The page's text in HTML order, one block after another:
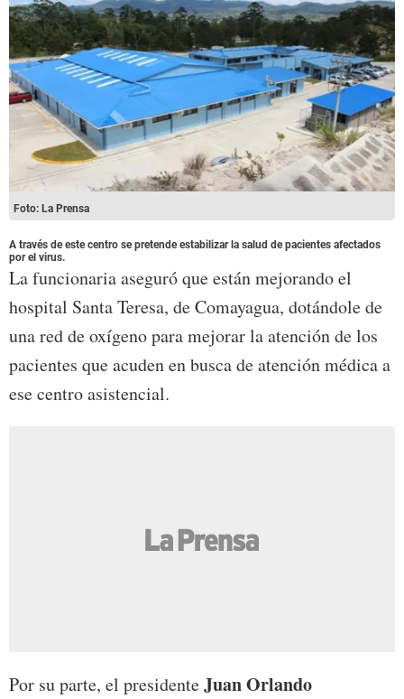
Foto: La Prensa
A través de este centro se pretende estabilizar la salud de pacientes afectados
por el virus.
La funcionaria aseguró que están mejorando el
hospital Santa Teresa, de Comayagua, dotándole de
una red de oxígeno para mejorar la atención de los
pacientes que acuden en busca de atención médica a
ese centro asistencial.
Por su parte, el presidenteJuan Orlando